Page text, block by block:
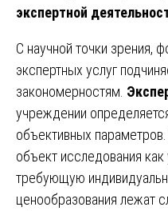
экспертной
С научной точки зрения,
экспертных услуг
закономерностям.
учреждении
объективных
объект исследования
требующую
ценообразования лежат